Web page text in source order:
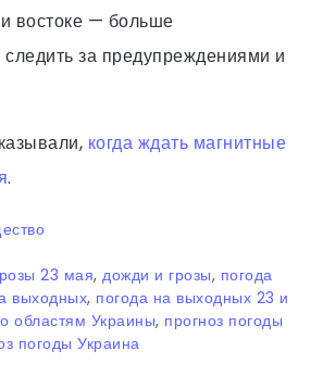
востоке — больше
за предупреждениями и
когда ждать магнитные
.
23 мая, дожди и грозы, погода
выходных, погода на выходных 23 и
областям Украины, прогноз погоды
погоды Украина